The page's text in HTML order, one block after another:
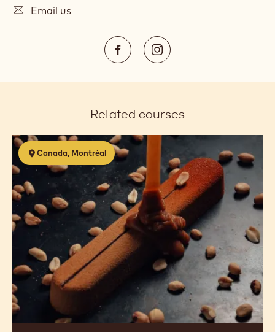
(Phone)
E-
Email us
https://www.facebook.com/
new
https://
new
Related courses
Canada, Montréal
Confiseries
chocolatées